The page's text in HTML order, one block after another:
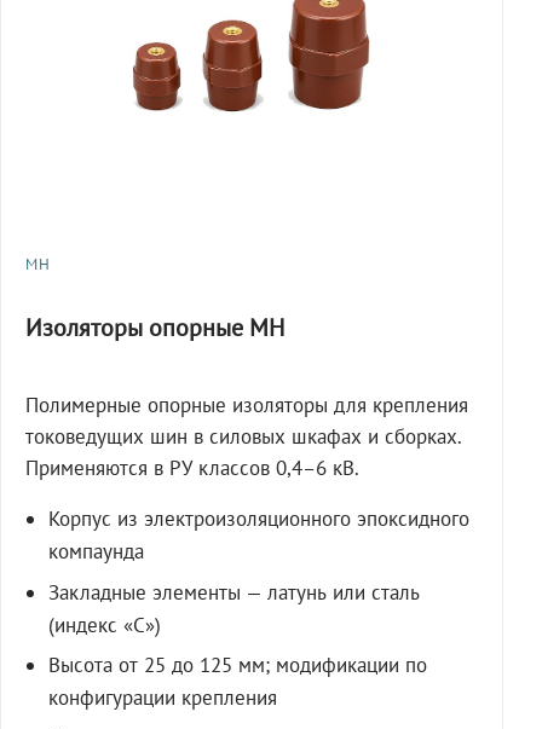
МН
Изоляторы опорные МН
Полимерные опорные изоляторы для крепления
токоведущих шин в силовых шкафах и сборках.
Применяются в РУ классов 0,4–6 кВ.
Корпус из электроизоляционного эпоксидного
компаунда
Закладные элементы — латунь или сталь
(индекс «С»)
Высота от 25 до 125 мм; модификации по
конфигурации крепления